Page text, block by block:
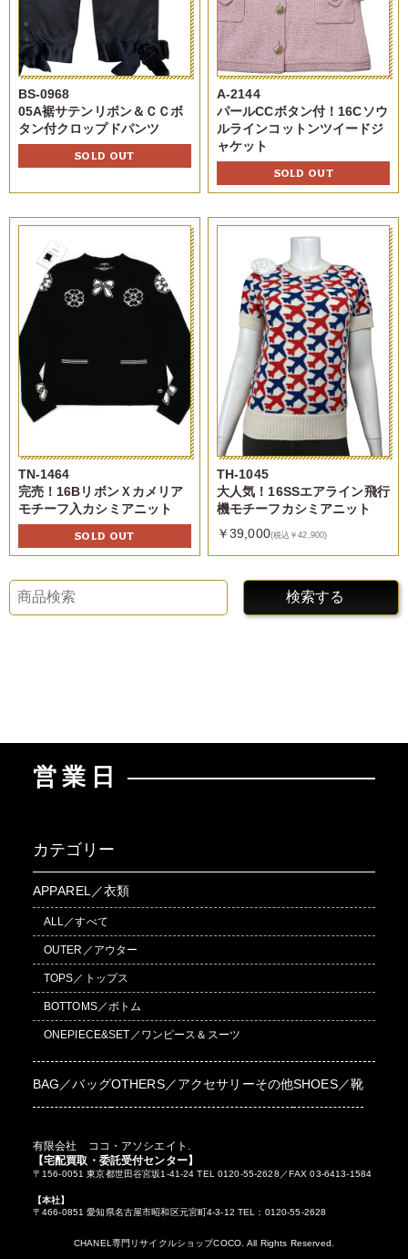
BS-0968
05A裾サテンリボン＆ＣＣボ
タン付クロップドパンツ
SOLD OUT
A-2144
パールCCボタン付！16Cソウ
ルラインコットンツイードジ
ャケット
SOLD OUT
TN-1464
完売！16BリボンＸカメリア
モチーフ入カシミアニット
SOLD OUT
TH-1045
大人気！16SSエアライン飛行
機モチーフカシミアニット
￥39,000(税込￥42,900)
検索する
営業日
カテゴリー
APPAREL／衣類
ALL／すべて
OUTER／アウター
TOPS／トップス
BOTTOMS／ボトム
ONEPIECE&SET／ワンピース＆スーツ
BAG／バッグOTHERS／アクセサリーその他SHOES／靴
有限会社 ココ・アソシエイト.
【宅配買取・委託受付センター】
〒156-0051 東京都世田谷宮坂1-41-24 TEL 0120-55-2628／FAX 03-6413-1584
【本社】
〒466-0851 愛知県名古屋市昭和区元宮町4-3-12 TEL：0120-55-2628
CHANEL専門リサイクルショップCOCO. All Rights Reserved.